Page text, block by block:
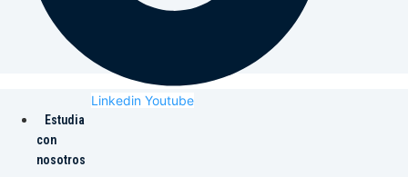
Linkedin Youtube
Estudia
con
nosotros